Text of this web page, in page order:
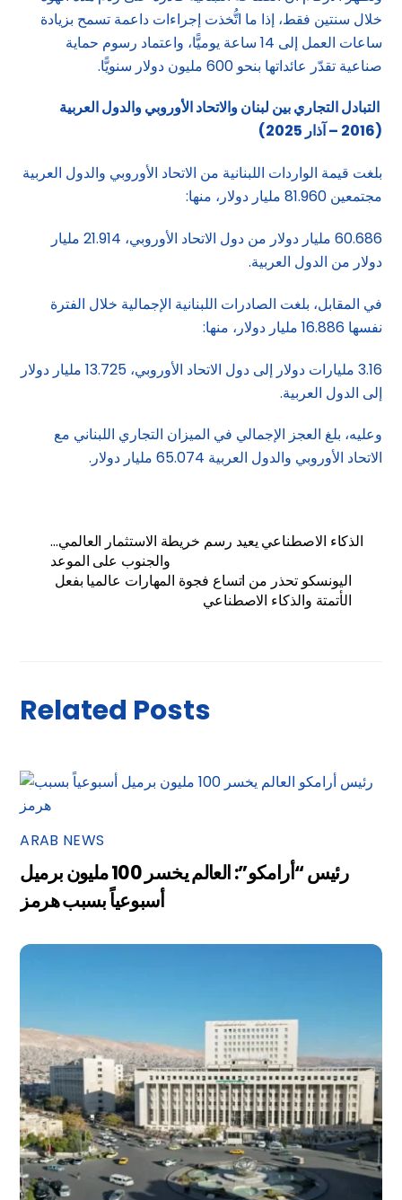
خلال سنتين فقط، إذا ما اتُّخذت إجراءات داعمة تسمح بزيادة
ساعات العمل إلى 14 ساعة يوميًّا، واعتماد رسوم حماية
صناعية تقدّر عائداتها بنحو 600 مليون دولار سنويًّا.
التبادل التجاري بين لبنان والاتحاد الأوروبي والدول العربية
(2016 – آذار 2025)
بلغت قيمة الواردات اللبنانية من الاتحاد الأوروبي والدول العربية
مجتمعين 81.960 مليار دولار، منها:
60.686 مليار دولار من دول الاتحاد الأوروبي، 21.914 مليار
دولار من الدول العربية.
في المقابل، بلغت الصادرات اللبنانية الإجمالية خلال الفترة
نفسها 16.886 مليار دولار، منها:
3.16 مليارات دولار إلى دول الاتحاد الأوروبي، 13.725 مليار دولار
إلى الدول العربية.
وعليه، بلغ العجز الإجمالي في الميزان التجاري اللبناني مع
الاتحاد الأوروبي والدول العربية 65.074 مليار دولار.
الذكاء الاصطناعي يعيد رسم خريطة الاستثمار العالمي…
والجنوب على الموعد
اليونسكو تحذر من اتساع فجوة المهارات عالميا بفعل
الأتمتة والذكاء الاصطناعي
Related Posts
ARAB NEWS
رئيس “أرامكو”: العالم يخسر 100 مليون برميل
أسبوعياً بسبب هرمز